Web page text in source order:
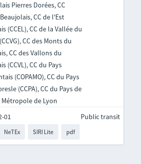
Pierres Dorées, CC
CC de l'Est
(CCEL), CC de la Vallée du
CC des Monts du
CC des Vallons du
(CCVL), CC du Pays
(COPAMO), CC du Pays
(CCPA), CC du Pays de
Métropole de Lyon
01
NeTEx SIRI Lite pdf
Public transit